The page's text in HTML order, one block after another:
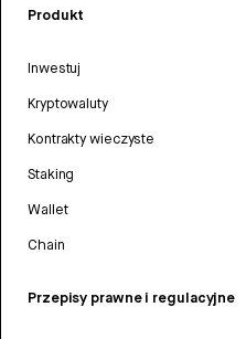
Produkt
Inwestuj
Kryptowaluty
Kontrakty wieczyste
Staking
Wallet
Chain
Przepisy prawne i regulacyjne